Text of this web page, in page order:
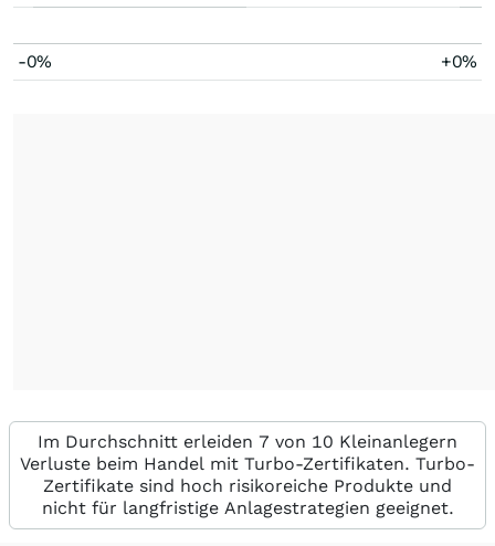
-0% +0%
Im Durchschnitt erleiden 7 von 10 Kleinanlegern
Verluste beim Handel mit Turbo-Zertifikaten. Turbo-
Zertifikate sind hoch risikoreiche Produkte und
nicht für langfristige Anlagestrategien geeignet.